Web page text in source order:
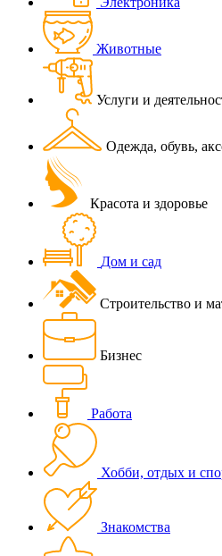
Животные
Услуги и
Одежда, обувь,
Красота и здоровье
Дом и сад
Строительство и
Бизнес
Работа
Хобби, отдых и
Знакомства